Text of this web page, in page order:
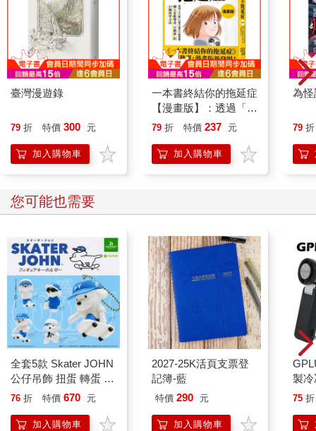
臺灣漫遊錄
79 折 特價 300 元
加入購物車
一本書終結你的拖延症
【漫畫版】：透過「小
行動」打開大腦的行動
「行動派」的37個科
學方法
79 折 特價 237 元
加入購物車
為怪
79 折
您可能也需要
全套5款 Skater JOHN
公仔吊飾 扭蛋 轉蛋 模
型 吊飾 包包吊飾 滑板
BUSHIROAD
76 折 特價 670 元
加入購物車
2027-25K活頁支票登
記簿-藍
特價 290 元
加入購物車
製
75 折